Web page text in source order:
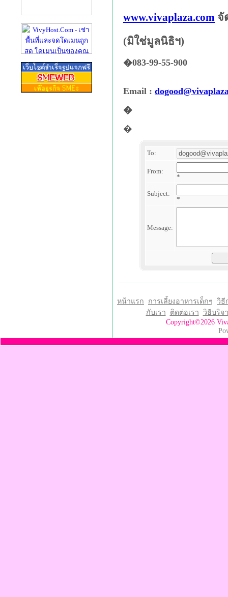
www.vivaplaza.com จั
(มิใช่มูลนิธิฯ)
�083-99-55-900
Email :
�
�
To:
From:
*
Subject:
*
Message:
หน้าแรก การเลี้ยงอาหารเด็กๆ วิธี
กับเรา
ติดต่อเรา วิธีบริจ
Copyright©2026